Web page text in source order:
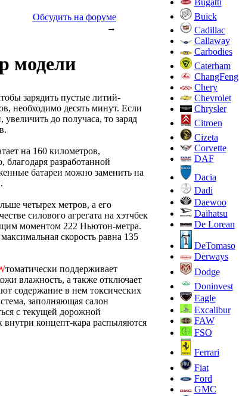
Обсудить на форуме
→
модели
зарядить пустые литий-
необходимо десять минут. Если
до получаса, то заряд
на 160 километров,
разработанной
батареи можно заменить на
четырех метров, а его
силового агрегата на хэтчбек
моментом 222 Ньютон-метра.
скорость равна 135
томатически поддерживает
влажность, а также отключает
содержание в нем токсических
заполняющая салон
с текущей дорожной
концепт-кара распыляются
Buick
Cadillac
Callaway
Carbodies
Caterham
ChangFeng
Chery
Chevrolet
Chrysler
Citroen
Cizeta
Corvette
DAF
Dacia
Dadi
Daewoo
Daihatsu
De Lorean
DeTomaso
Derways
Dodge
Doninvest
Eagle
Excalibur
FAW
FSO
Ferrari
Fiat
Ford
GMC